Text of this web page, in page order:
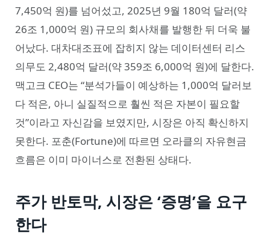
7,450억 원)를 넘어섰고, 2025년 9월 180억 달러(약
26조 1,000억 원) 규모의 회사채를 발행한 뒤 더욱 불
어났다. 대차대조표에 잡히지 않는 데이터센터 리스
의무도 2,480억 달러(약 359조 6,000억 원)에 달한다.
맥고크 CEO는 “분석가들이 예상하는 1,000억 달러보
다 적은, 아니 실질적으로 훨씬 적은 자본이 필요할
것”이라고 자신감을 보였지만, 시장은 아직 확신하지
못한다. 포춘(Fortune)에 따르면 오라클의 자유현금
흐름은 이미 마이너스로 전환된 상태다.
주가 반토막, 시장은 ‘증명’을 요구
한다